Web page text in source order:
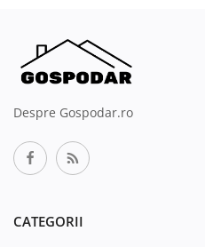
Despre Gospodar.ro
CATEGORII